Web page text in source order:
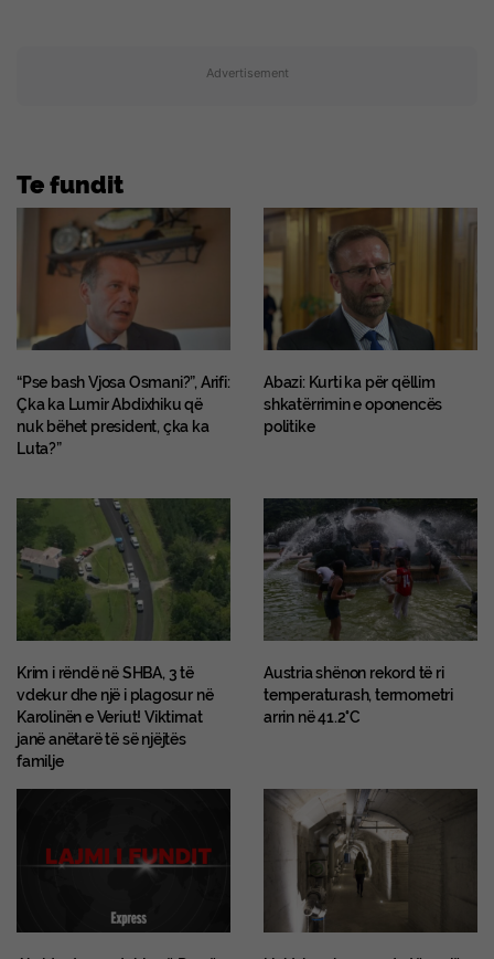
Advertisement
Te fundit
“Pse bash Vjosa Osmani?”, Arifi:
Çka ka Lumir Abdixhiku që
nuk bëhet president, çka ka
Luta?”
Abazi: Kurti ka për qëllim
shkatërrimin e oponencës
politike
Krim i rëndë në SHBA, 3 të
vdekur dhe një i plagosur në
Karolinën e Veriut! Viktimat
janë anëtarë të së njëjtës
familje
Austria shënon rekord të ri
temperaturash, termometri
arrin në 41.2°C